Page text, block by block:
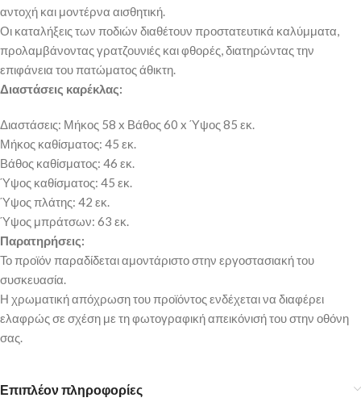
αντοχή και μοντέρνα αισθητική.
Οι καταλήξεις των ποδιών διαθέτουν προστατευτικά καλύμματα,
προλαμβάνοντας γρατζουνιές και φθορές, διατηρώντας την
επιφάνεια του πατώματος άθικτη.
Διαστάσεις καρέκλας:
Διαστάσεις: Μήκος 58 x Βάθος 60 x Ύψος 85 εκ.
Μήκος καθίσματος: 45 εκ.
Βάθος καθίσματος: 46 εκ.
Ύψος καθίσματος: 45 εκ.
Ύψος πλάτης: 42 εκ.
Ύψος μπράτσων: 63 εκ.
Παρατηρήσεις:
Το προϊόν παραδίδεται αμοντάριστο στην εργοστασιακή του
συσκευασία.
Η χρωματική απόχρωση του προϊόντος ενδέχεται να διαφέρει
ελαφρώς σε σχέση με τη φωτογραφική απεικόνισή του στην οθόνη
σας.
Επιπλέον πληροφορίες